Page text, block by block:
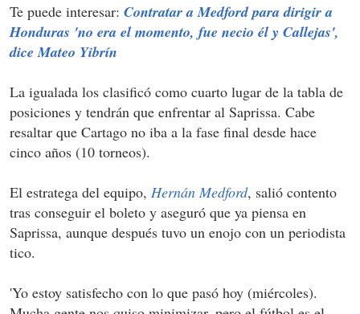
Te puede interesar: Contratar a Medford para dirigir a
Honduras 'no era el momento, fue necio él y Callejas',
dice Mateo Yibrín
La igualada los clasificó como cuarto lugar de la tabla de
posiciones y tendrán que enfrentar al Saprissa. Cabe
resaltar que Cartago no iba a la fase final desde hace
cinco años (10 torneos).
El estratega del equipo, Hernán Medford, salió contento
tras conseguir el boleto y aseguró que ya piensa en
Saprissa, aunque después tuvo un enojo con un periodista
tico.
'Yo estoy satisfecho con lo que pasó hoy (miércoles).